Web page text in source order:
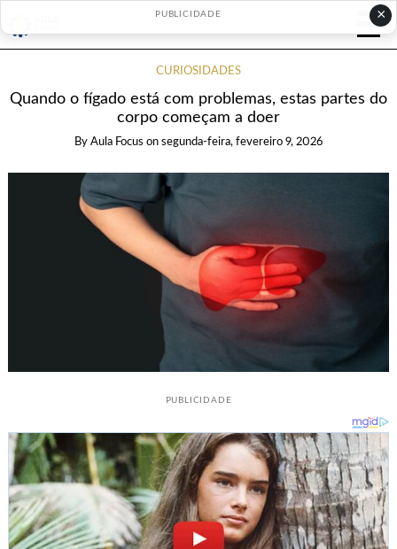
CURIOSIDADES
Quando o fígado está com problemas, estas partes do
corpo começam a doer
By Aula Focus on segunda-feira, fevereiro 9, 2026
PUBLICIDADE
×
PUBLICIDADE